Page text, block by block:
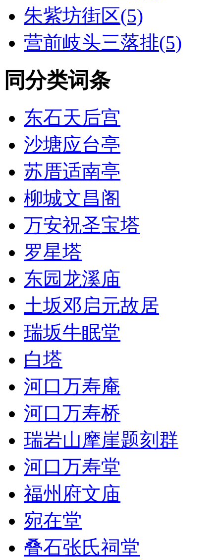
朱紫坊街区(5)
营前岐头三落排(5)
同分类词条
东石天后宫
沙塘应台亭
苏厝适南亭
柳城文昌阁
万安祝圣宝塔
罗星塔
东园龙溪庙
土坂邓启元故居
瑞坂牛眠堂
白塔
河口万寿庵
河口万寿桥
瑞岩山摩崖题刻群
河口万寿堂
福州府文庙
宛在堂
叠石张氏祠堂